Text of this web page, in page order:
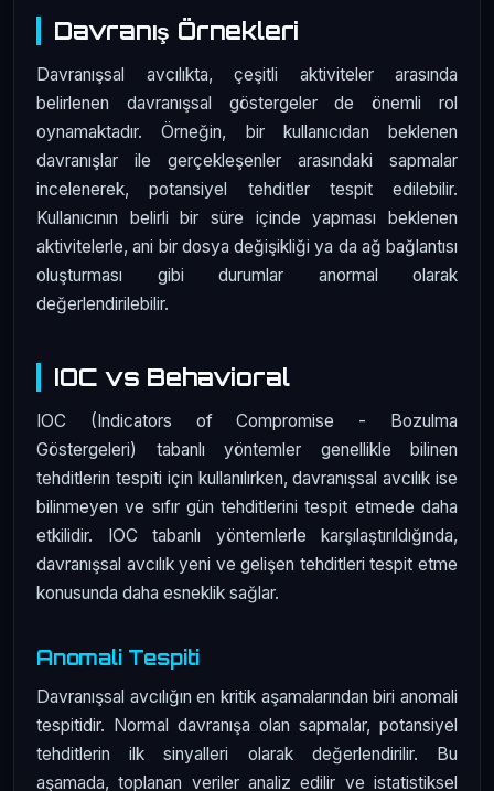
Davranış Örnekleri
Davranışsal avcılıkta, çeşitli aktiviteler arasında
belirlenen davranışsal göstergeler de önemli rol
oynamaktadır. Örneğin, bir kullanıcıdan beklenen
davranışlar ile gerçekleşenler arasındaki sapmalar
incelenerek, potansiyel tehditler tespit edilebilir.
Kullanıcının belirli bir süre içinde yapması beklenen
aktivitelerle, ani bir dosya değişikliği ya da ağ bağlantısı
oluşturması gibi durumlar anormal olarak
değerlendirilebilir.
IOC vs Behavioral
IOC (Indicators of Compromise - Bozulma
Göstergeleri) tabanlı yöntemler genellikle bilinen
tehditlerin tespiti için kullanılırken, davranışsal avcılık ise
bilinmeyen ve sıfır gün tehditlerini tespit etmede daha
etkilidir. IOC tabanlı yöntemlerle karşılaştırıldığında,
davranışsal avcılık yeni ve gelişen tehditleri tespit etme
konusunda daha esneklik sağlar.
Anomali Tespiti
Davranışsal avcılığın en kritik aşamalarından biri anomali
tespitidir. Normal davranışa olan sapmalar, potansiyel
tehditlerin ilk sinyalleri olarak değerlendirilir. Bu
aşamada, toplanan veriler analiz edilir ve istatistiksel